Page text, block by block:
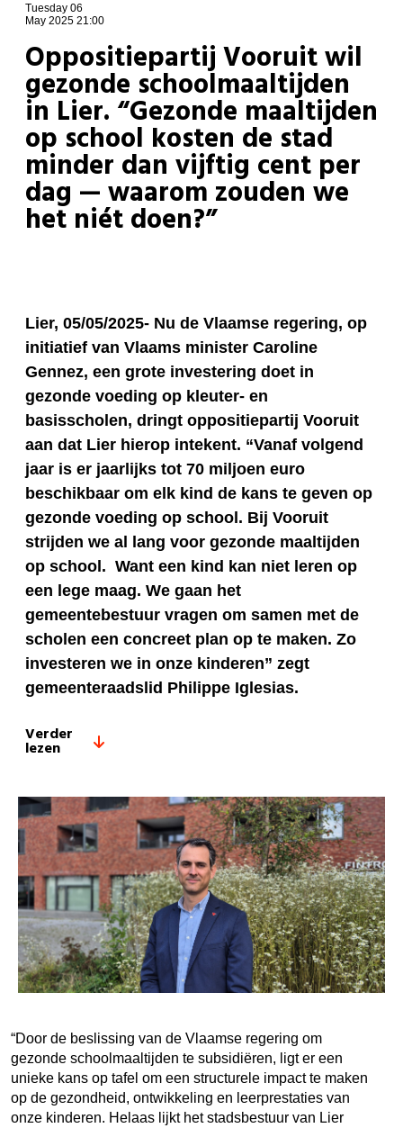
Tuesday 06
May 2025 21:00
Oppositiepartij Vooruit wil
gezonde schoolmaaltijden
in Lier. “Gezonde maaltijden
op school kosten de stad
minder dan vijftig cent per
dag — waarom zouden we
het niét doen?”
Lier, 05/05/2025- Nu de Vlaamse regering, op
initiatief van Vlaams minister Caroline
Gennez, een grote investering doet in
gezonde voeding op kleuter- en
basisscholen, dringt oppositiepartij Vooruit
aan dat Lier hierop intekent. “Vanaf volgend
jaar is er jaarlijks tot 70 miljoen euro
beschikbaar om elk kind de kans te geven op
gezonde voeding op school. Bij Vooruit
strijden we al lang voor gezonde maaltijden
op school. Want een kind kan niet leren op
een lege maag. We gaan het
gemeentebestuur vragen om samen met de
scholen een concreet plan op te maken. Zo
investeren we in onze kinderen” zegt
gemeenteraadslid Philippe Iglesias.
Verder
lezen
“Door de beslissing van de Vlaamse regering om
gezonde schoolmaaltijden te subsidiëren, ligt er een
unieke kans op tafel om een structurele impact te maken
op de gezondheid, ontwikkeling en leerprestaties van
onze kinderen. Helaas lijkt het stadsbestuur van Lier